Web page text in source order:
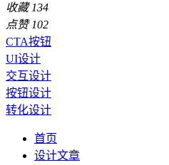
收藏 134
点赞 102
CTA按钮
UI设计
交互设计
按钮设计
转化设计
首页
设计文章